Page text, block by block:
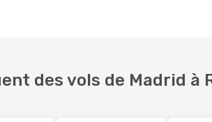
des vols de Madrid à